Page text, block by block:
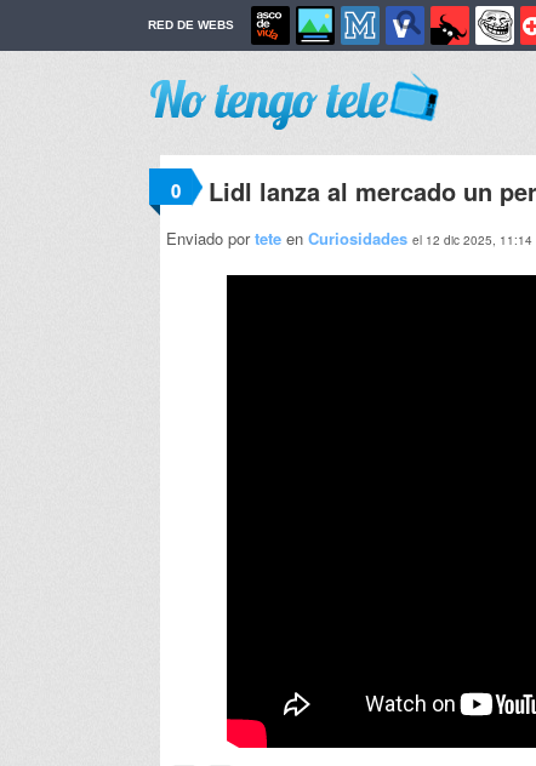
RED DE WEBS
0 Lidl lanza al mercado un
Enviado portete en Curiosidades el 12 dic 2025, 11:14